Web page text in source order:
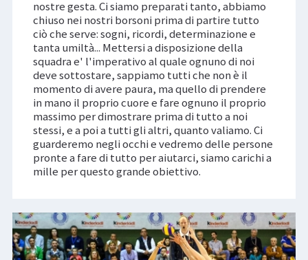
nostre gesta. Ci siamo preparati tanto, abbiamo
chiuso nei nostri borsoni prima di partire tutto
ciò che serve: sogni, ricordi, determinazione e
tanta umiltà... Mettersi a disposizione della
squadra e' l'imperativo al quale ognuno di noi
deve sottostare, sappiamo tutti che non è il
momento di avere paura, ma quello di prendere
in mano il proprio cuore e fare ognuno il proprio
massimo per dimostrare prima di tutto a noi
stessi, e a poi a tutti gli altri, quanto valiamo. Ci
guarderemo negli occhi e vedremo delle persone
pronte a fare di tutto per aiutarci, siamo carichi a
mille per questo grande obiettivo.